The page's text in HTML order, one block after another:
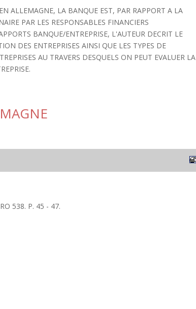
ALLEMAGNE, LA BANQUE EST, PAR RAPPORT A LA
PAR LES RESPONSABLES FINANCIERS
BANQUE/ENTREPRISE, L'AUTEUR DECRIT LE
DES ENTREPRISES AINSI QUE LES TYPES DE
AU TRAVERS DESQUELS ON PEUT EVALUER LA
538. P. 45 - 47.